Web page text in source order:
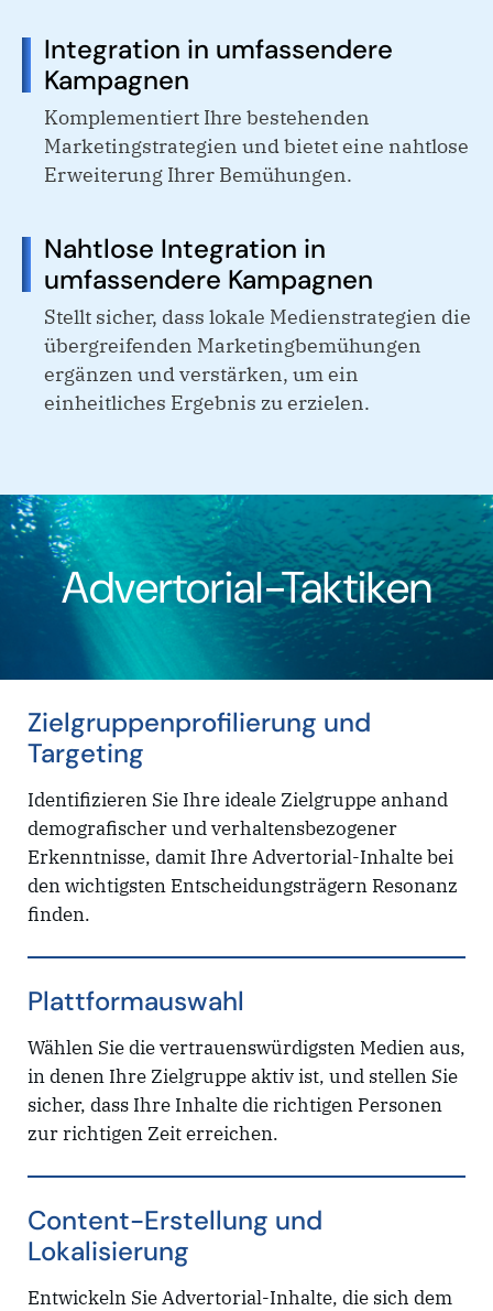
Integration in umfassendere
Kampagnen
Komplementiert Ihre bestehenden
Marketingstrategien und bietet eine nahtlose
Erweiterung Ihrer Bemühungen.
Nahtlose Integration in
umfassendere Kampagnen
Stellt sicher, dass lokale Medienstrategien die
übergreifenden Marketingbemühungen
ergänzen und verstärken, um ein
einheitliches Ergebnis zu erzielen.
Advertorial-Taktiken
Zielgruppenprofilierung und
Targeting
Identifizieren Sie Ihre ideale Zielgruppe anhand
demografischer und verhaltensbezogener
Erkenntnisse, damit Ihre Advertorial-Inhalte bei
den wichtigsten Entscheidungsträgern Resonanz
finden.
Plattformauswahl
Wählen Sie die vertrauenswürdigsten Medien aus,
in denen Ihre Zielgruppe aktiv ist, und stellen Sie
sicher, dass Ihre Inhalte die richtigen Personen
zur richtigen Zeit erreichen.
Content-Erstellung und
Lokalisierung
Entwickeln Sie Advertorial-Inhalte, die sich dem